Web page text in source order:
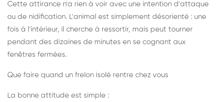
Cette attirance n'a rien à voir avec une intention d'attaque
ou de nidification. L'animal est simplement désorienté : une
fois à l'intérieur, il cherche à ressortir, mais peut tourner
pendant des dizaines de minutes en se cognant aux
fenêtres fermées.
Que faire quand un frelon isolé rentre chez vous
La bonne attitude est simple :